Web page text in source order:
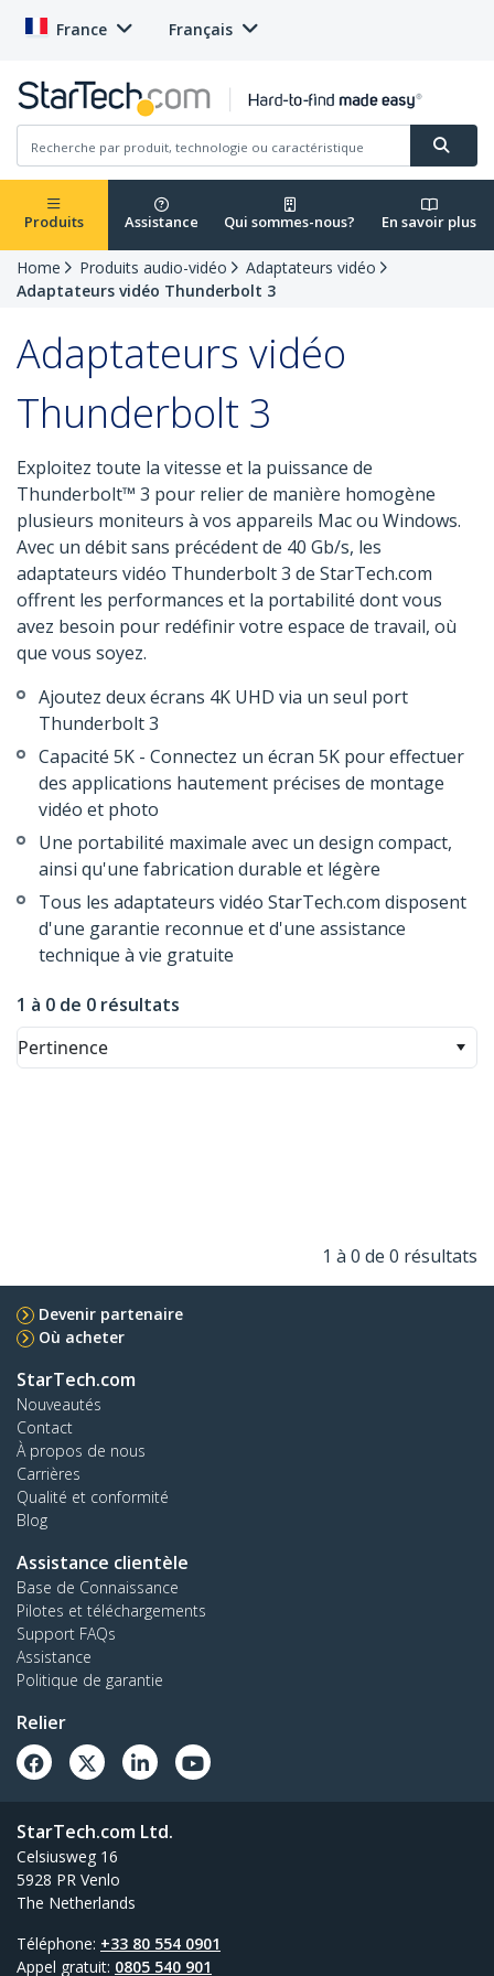
France Français
Produits Assistance Qui sommes-nous? En savoir plus
Home Produits audio-vidéo
Adaptateurs vidéo
Adaptateurs vidéo Thunderbolt 3
Adaptateurs vidéo
Thunderbolt 3
Exploitez toute la vitesse et la puissance de
Thunderbolt™ 3 pour relier de manière homogène
plusieurs moniteurs à vos appareils Mac ou Windows.
Avec un débit sans précédent de 40 Gb/s, les
adaptateurs vidéo Thunderbolt 3 de StarTech.com
offrent les performances et la portabilité dont vous
avez besoin pour redéfinir votre espace de travail, où
que vous soyez.
Ajoutez deux écrans 4K UHD via un seul port
Thunderbolt 3
Capacité 5K - Connectez un écran 5K pour effectuer
des applications hautement précises de montage
vidéo et photo
Une portabilité maximale avec un design compact,
ainsi qu'une fabrication durable et légère
Tous les adaptateurs vidéo StarTech.com disposent
d'une garantie reconnue et d'une assistance
technique à vie gratuite
1 à 0 de 0 résultats
Pertinence
1 à 0 de 0 résultats
Devenir partenaire
Où acheter
StarTech.com
Nouveautés
Contact
À propos de nous
Carrières
Qualité et conformité
Blog
Assistance clientèle
Base de Connaissance
Pilotes et téléchargements
Support FAQs
Assistance
Politique de garantie
Relier
StarTech.com Ltd.
Celsiusweg 16
5928 PR Venlo
The Netherlands
Téléphone: +33 80 554 0901
Appel gratuit: 0805 540 901